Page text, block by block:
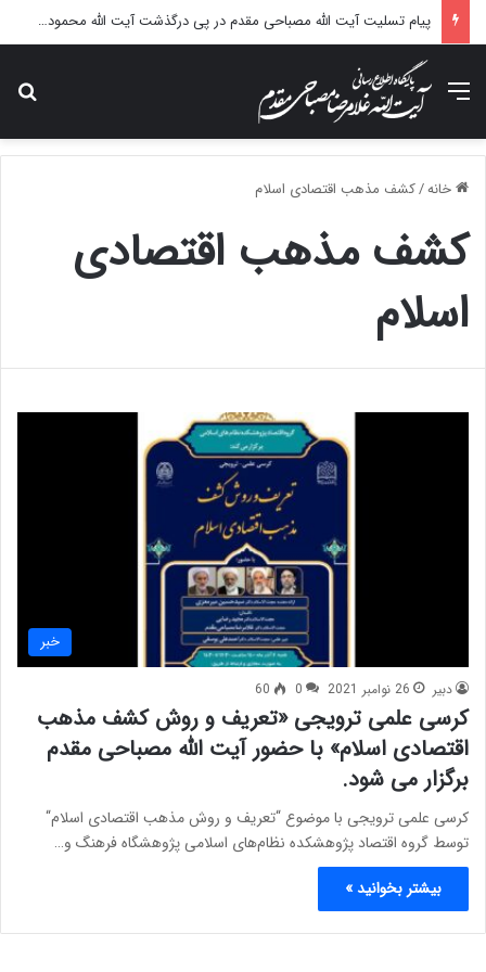
پیام تسلیت آیت الله مصباحی مقدم در پی درگذشت آیت الله محمودی گلپایگانی
منو
خانه/کشف مذهب اقتصادی اسلام
کشف مذهب اقتصادی
اسلام
خبر
دبیر 26 نوامبر 2021 0
60
کرسی علمی ترویجی «تعریف و روش کشف مذهب
اقتصادی اسلام» با حضور آیت الله مصباحی مقدم
برگزار می شود.
کرسی علمی ترویجی با موضوع “تعریف و روش مذهب اقتصادی اسلام“
توسط گروه اقتصاد پژوهشکده نظام‌های اسلامی پژوهشگاه فرهنگ و…
بیشتر بخوانید »